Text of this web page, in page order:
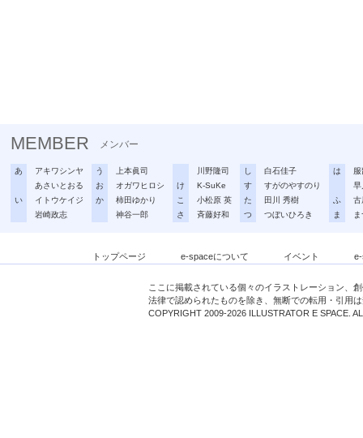
MEMBER メンバー
あ
アキワシンヤ
あさいとおる
い
イトウケイジ
岩崎政志
う
上本眞司
お
オガワヒロシ
か
柿田ゆかり
神谷一郎
川野隆司
け
K-SuKe
こ
小松原 英
さ
斉藤好和
し
白石佳子
す
すがのやすのり
た
田川 秀樹
つ
つぼいひろき
は
早
ふ
古
ま
トップページ e-spaceについて イベント
ここに掲載されている個々のイラストレーション、
法律で認められたものを除き、無断での転用・引用
COPYRIGHT 2009-2026 ILLUSTRATOR E SPACE.